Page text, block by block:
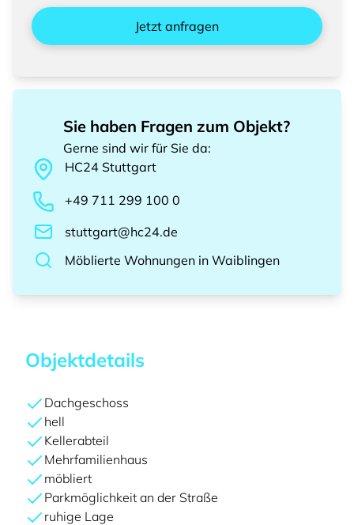
Jetzt anfragen
Sie haben Fragen zum Objekt?
Gerne sind wir für Sie da:
HC24 Stuttgart
+49 711 299 100 0
stuttgart@hc24.de
Möblierte Wohnungen in Waiblingen
Objektdetails
Dachgeschoss
hell
Kellerabteil
Mehrfamilienhaus
möbliert
Parkmöglichkeit an der Straße
ruhige Lage